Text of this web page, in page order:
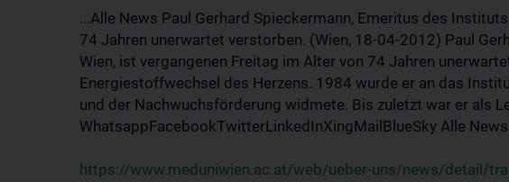
...Alle News Paul Gerhard Spieckermann, Emeritus des Instituts
74 Jahren unerwartet verstorben. (Wien, 18-04-2012) Paul
Wien, ist vergangenen Freitag im Alter von 74 Jahren
Energiestoffwechsel des Herzens. 1984 wurde er an das
und der Nachwuchsförderung widmete. Bis zuletzt war er als
WhatsappFacebookTwitterLinkedInXingMailBlueSky Alle
https://www.meduniwien.ac.at/web/ueber-uns/news/detail/